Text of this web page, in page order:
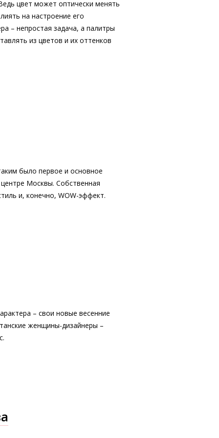
цвет может оптически менять
на настроение его
– непростая задача, а палитры
из цветов и их оттенков
было первое и основное
Москвы. Собственная
и, конечно, WOW-эффект.
– свои новые весенние
женщины-дизайнеры –